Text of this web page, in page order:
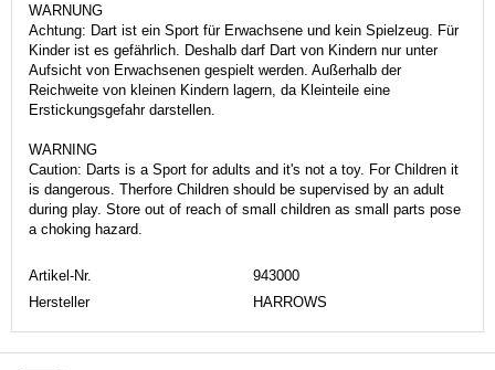
WARNUNG
Achtung: Dart ist ein Sport für Erwachsene und kein Spielzeug. Für
Kinder ist es gefährlich. Deshalb darf Dart von Kindern nur unter
Aufsicht von Erwachsenen gespielt werden. Außerhalb der
Reichweite von kleinen Kindern lagern, da Kleinteile eine
Erstickungsgefahr darstellen.
WARNING
Caution: Darts is a Sport for adults and it's not a toy. For Children it
is dangerous. Therfore Children should be supervised by an adult
during play. Store out of reach of small children as small parts pose
a choking hazard.
Artikel-Nr.
943000
Hersteller
HARROWS